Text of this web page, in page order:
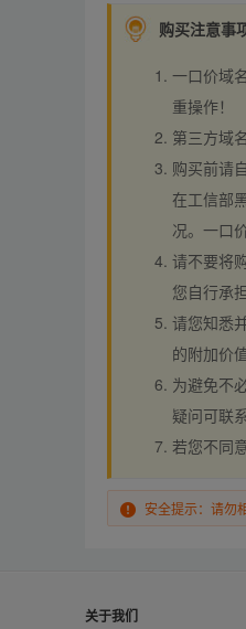
购买注意事
一口价域
重操作！
第三方域
购买前请
在工信部
况。一口
请不要将
您自行承担
请您知悉
的附加价
为避免不
疑问可联
若您不同
安全提示：请勿
关于我们